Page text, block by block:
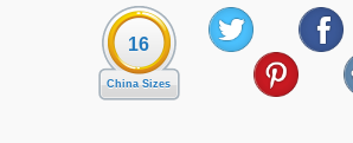
16
China Sizes